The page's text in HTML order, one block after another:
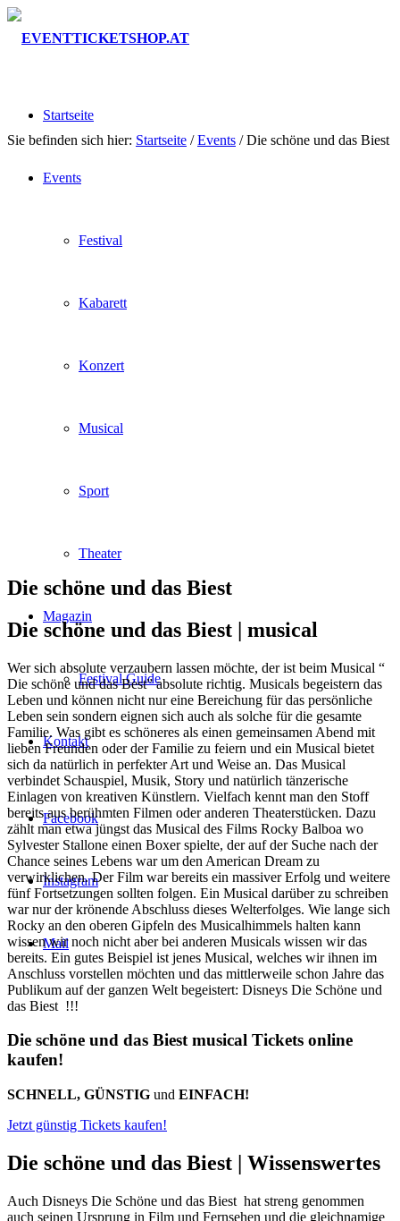
Startseite
Events
Festival
Kabarett
Konzert
Musical
Sport
Theater
Magazin
Festival Guide
Kontakt
Facebook
Instagram
Mail
Sie befinden sich hier: Startseite / Events / Die schöne und das Biest
Die schöne und das Biest
Die schöne und das Biest | musical
Wer sich absolute verzaubern lassen möchte, der ist beim Musical “
Die schöne und das Best” absolute richtig. Musicals begeistern das
Leben und können nicht nur eine Bereichung für das persönliche
Leben sein sondern eignen sich auch als solche für die gesamte
Familie. Was gibt es schöneres als einen gemeinsamen Abend mit
lieben Freunden oder der Familie zu feiern und ein Musical bietet
sich da natürlich in perfekter Art und Weise an. Das Musical
verbindet Schauspiel, Musik, Story und natürlich tänzerische
Einlagen von kreativen Künstlern. Vielfach kennt man den Stoff
bereits aus berühmten Filmen oder anderen Theaterstücken. Dazu
zählt man etwa jüngst das Musical des Films Rocky Balboa wo
Sylvester Stallone einen Boxer spielte, der auf der Suche nach der
Chance seines Lebens war um den American Dream zu
verwirklichen. Der Film war bereits ein massiver Erfolg und weitere
fünf Fortsetzungen sollten folgen. Ein Musical darüber zu schreiben
war nur der krönende Abschluss dieses Welterfolges. Wie lange sich
Rocky an den oberen Gipfeln des Musicalhimmels halten kann
wissen wir noch nicht aber bei anderen Musicals wissen wir das
bereits. Ein gutes Beispiel ist jenes Musical, welches wir ihnen im
Anschluss vorstellen möchten und das mittlerweile schon Jahre das
Publikum auf der ganzen Welt begeistert: Disneys Die Schöne und
das Biest !!!
Die schöne und das Biest musical Tickets online
kaufen!
SCHNELL, GÜNSTIG und EINFACH!
Jetzt günstig Tickets kaufen!
Die schöne und das Biest | Wissenswertes
Auch Disneys Die Schöne und das Biest hat streng genommen
auch seinen Ursprung in Film und Fernsehen und die gleichnamige